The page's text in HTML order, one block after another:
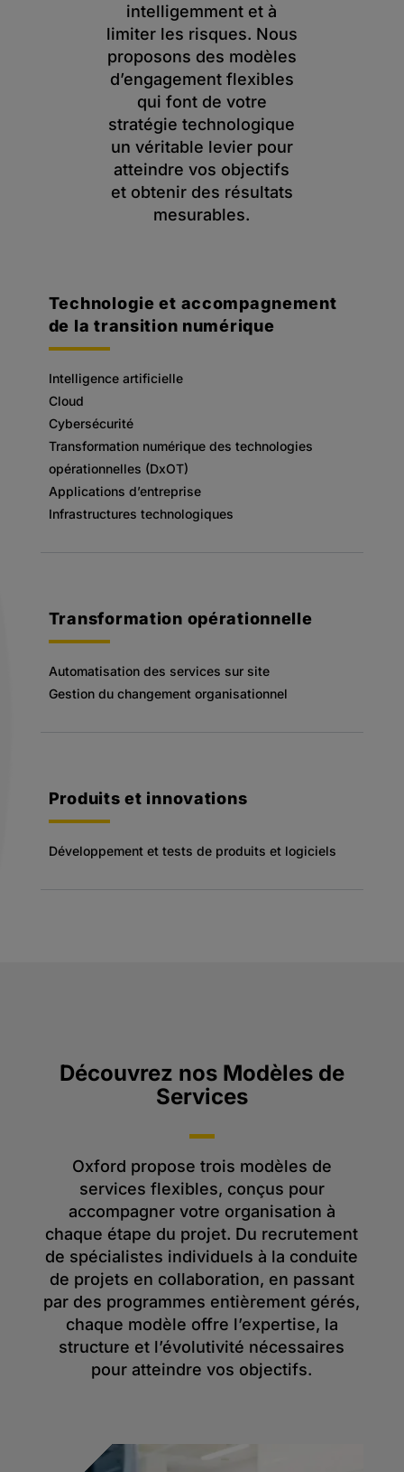
intelligemment et à
limiter les risques. Nous
proposons des modèles
d’engagement flexibles
qui font de votre
stratégie technologique
un véritable levier pour
atteindre vos objectifs
et obtenir des résultats
mesurables.
Technologie et accompagnement
de la transition numérique
Intelligence artificielle
Cloud
Cybersécurité
Transformation numérique des technologies
opérationnelles (DxOT)
Applications d’entreprise
Infrastructures technologiques
Transformation opérationnelle
Automatisation des services sur site
Gestion du changement organisationnel
Produits et innovations
Développement et tests de produits et logiciels
Découvrez nos Modèles de
Services
Oxford propose trois modèles de
services flexibles, conçus pour
accompagner votre organisation à
chaque étape du projet. Du recrutement
de spécialistes individuels à la conduite
de projets en collaboration, en passant
par des programmes entièrement gérés,
chaque modèle offre l’expertise, la
structure et l’évolutivité nécessaires
pour atteindre vos objectifs.